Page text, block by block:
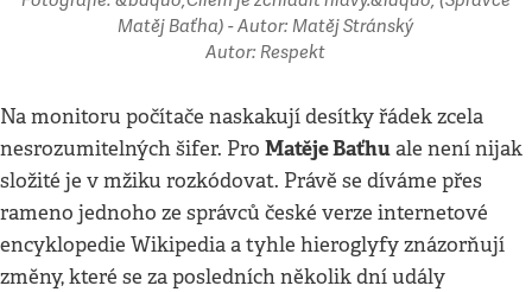
Matěj Baťha) - Autor: Matěj Stránský
Autor: Respekt
Na monitoru počítače naskakují desítky řádek zcela
nesrozumitelných šifer. Pro Matěje Baťhuale není nijak
složité je v mžiku rozkódovat. Právě se díváme přes
rameno jednoho ze správců české verze internetové
encyklopedie Wikipedia a tyhle hieroglyfy znázorňují
změny, které se za posledních několik dní udály